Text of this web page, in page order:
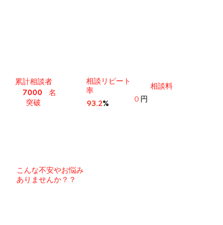
​累計相談者
7000
名
突破
相談リピート
率
93.2%
相談料
０ 円
こんな不安やお悩み
ありませんか？？